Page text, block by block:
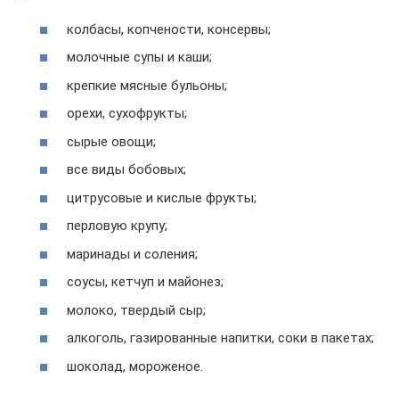
колбасы, копчености, консервы;
молочные супы и каши;
крепкие мясные бульоны;
орехи, сухофрукты;
сырые овощи;
все виды бобовых;
цитрусовые и кислые фрукты;
перловую крупу;
маринады и соления;
соусы, кетчуп и майонез;
молоко, твердый сыр;
алкоголь, газированные напитки, соки в пакетах;
шоколад, мороженое.